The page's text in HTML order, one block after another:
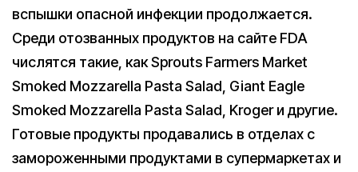
вспышки опасной инфекции продолжается.
Среди отозванных продуктов на сайте FDA
числятся такие, как Sprouts Farmers Market
Smoked Mozzarella Pasta Salad, Giant Eagle
Smoked Mozzarella Pasta Salad, Kroger и другие.
Готовые продукты продавались в отделах с
замороженными продуктами в супермаркетах и